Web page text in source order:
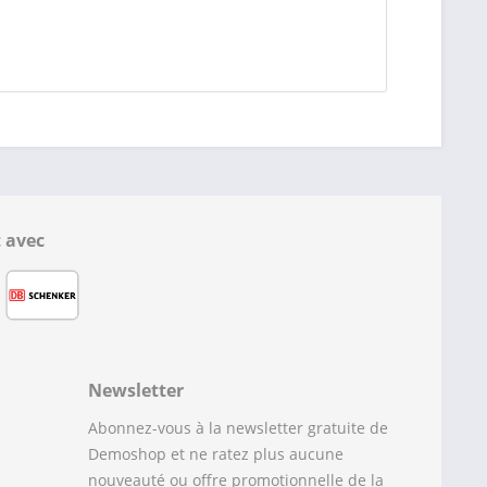
Newsletter
Abonnez-vous à la newsletter gratuite de
Demoshop et ne ratez plus aucune
nouveauté ou offre promotionnelle de la